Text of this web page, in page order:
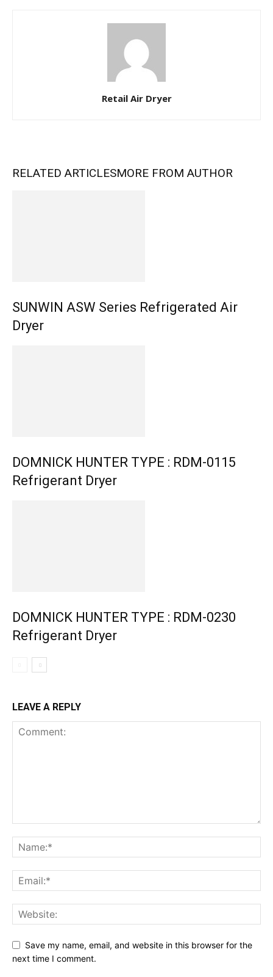
Retail Air Dryer
RELATED ARTICLESMORE FROM AUTHOR
SUNWIN ASW Series Refrigerated Air
Dryer
DOMNICK HUNTER TYPE : RDM-0115
Refrigerant Dryer
DOMNICK HUNTER TYPE : RDM-0230
Refrigerant Dryer
LEAVE A REPLY
Save my name, email, and website in this browser for the
next time I comment.